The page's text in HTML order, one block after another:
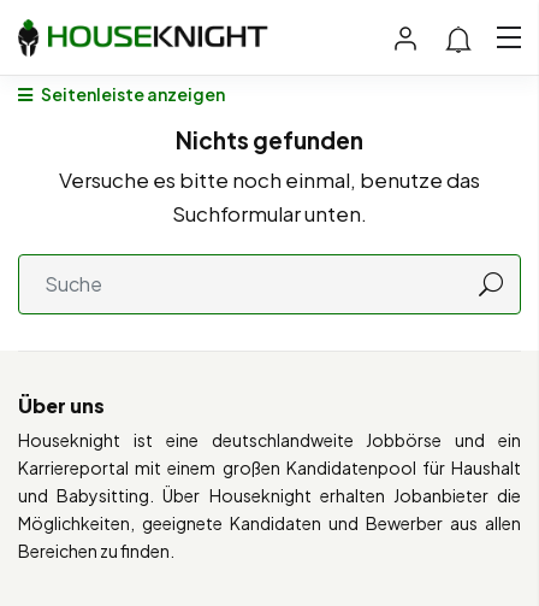
Seitenleiste anzeigen
Nichts gefunden
Versuche es bitte noch einmal, benutze das
Suchformular unten.
Über uns
Houseknight ist eine deutschlandweite Jobbörse und ein
Karriereportal mit einem großen Kandidatenpool für Haushalt
und Babysitting. Über Houseknight erhalten Jobanbieter die
Möglichkeiten, geeignete Kandidaten und Bewerber aus allen
Bereichen zu finden.